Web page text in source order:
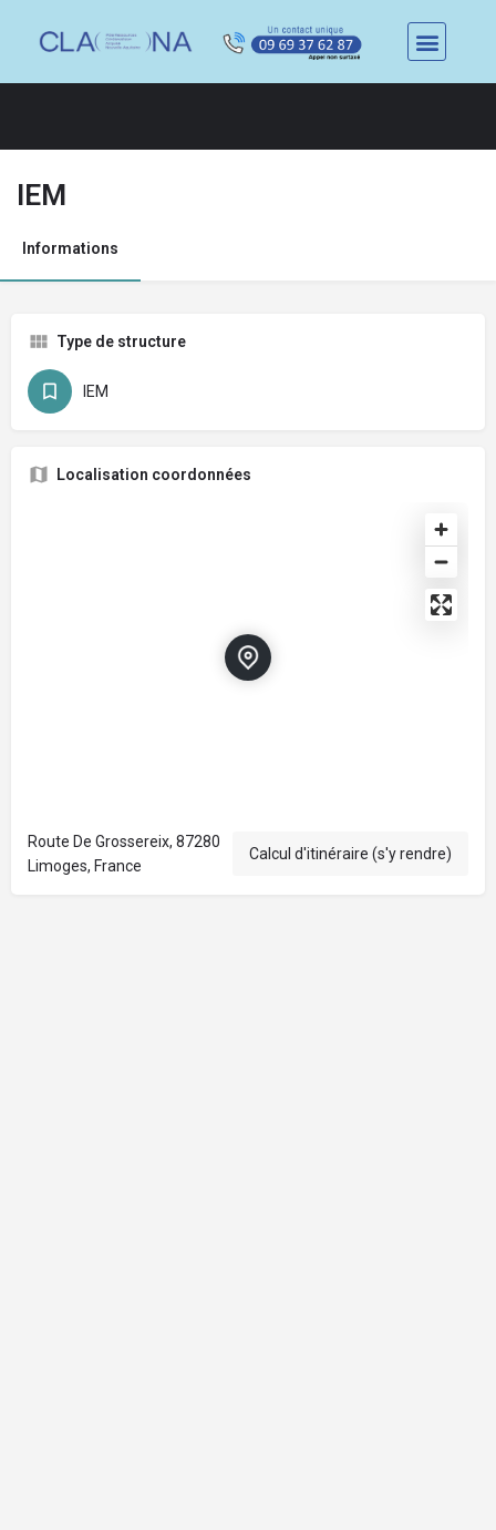
IEM
Informations
Type de structure
IEM
Localisation coordonnées
Route De Grossereix, 87280
Limoges, France
Calcul d'itinéraire (s'y rendre)